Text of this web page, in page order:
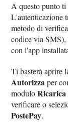
A questo punto ti
L'autenticazione
metodo di
codice via
con l'app
Ti basterà aprire
Autorizzaper
moduloRicarica
verificare o
PostePay.